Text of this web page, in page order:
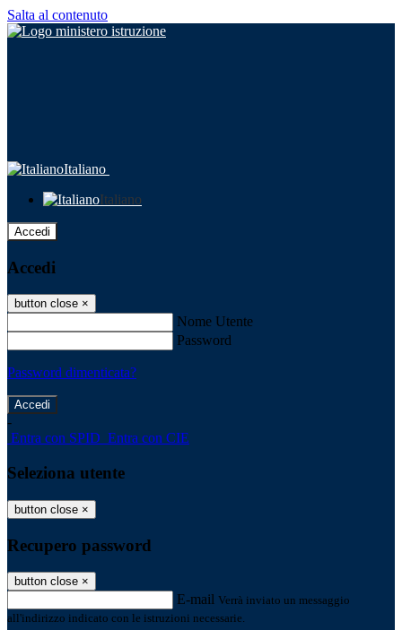
Salta al contenuto
Italiano
Italiano
Accedi
Accedi
button close ×
Nome Utente
Password
Password dimenticata?
-
Entra con SPID Entra con CIE
Seleziona utente
button close ×
Recupero password
button close ×
E-mail Verrà inviato un messaggio
all'indirizzo indicato con le istruzioni necessarie.